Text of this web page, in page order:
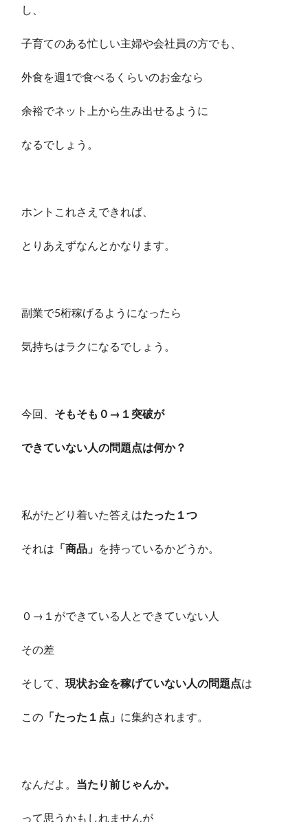
し、
子育てのある忙しい主婦や会社員の方でも、
外食を週1で食べるくらいのお金なら
余裕でネット上から生み出せるように
なるでしょう。
ホントこれさえできれば、
とりあえずなんとかなります。
副業で5桁稼げるようになったら
気持ちはラクになるでしょう。
今回、 そもそも０→１突破が
できていない人の問題点は何か？
私がたどり着いた答えはたった１つ
それは 「商品」 を持っているかどうか。
０→１ができている人とできていない人
その差
そして、 現状お金を稼げていない人の問題点は
この 「たった１点」 に集約されます。
なんだよ。 当たり前じゃんか。
って思うかもしれませんが